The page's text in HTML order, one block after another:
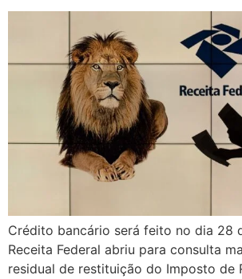
Crédito bancário será feito no dia 28
Receita Federal abriu para consulta
residual de restituição do Imposto de